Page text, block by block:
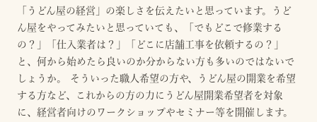
「うどん屋の経営」の楽しさを伝えたいと思っています。うど
ん屋をやってみたいと思っていても、「でもどこで修業する
の？」「仕入業者は？」「どこに店舗工事を依頼するの？」
と、何から始めたら良いのか分からない方も多いのではないで
しょうか。 そういった職人希望の方や、うどん屋の開業を希望
する方など、これからの方の力にうどん屋開業希望者を対象
に、経営者向けのワークショップやセミナー等を開催します。